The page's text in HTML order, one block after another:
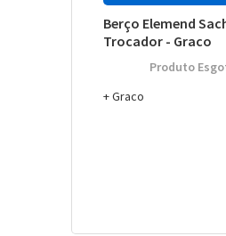
Berço Elemend
Trocador - Graco
Graco